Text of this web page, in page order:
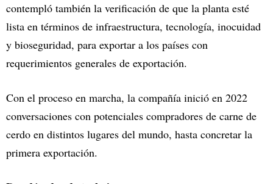
contempló también la verificación de que la planta esté
lista en términos de infraestructura, tecnología, inocuidad
y bioseguridad, para exportar a los países con
requerimientos generales de exportación.
Con el proceso en marcha, la compañía inició en 2022
conversaciones con potenciales compradores de carne de
cerdo en distintos lugares del mundo, hasta concretar la
primera exportación.